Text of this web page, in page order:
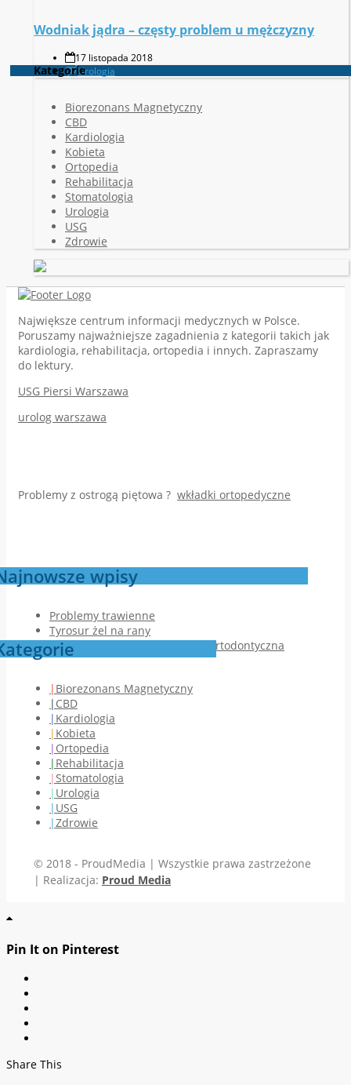
Wodniak jądra – częsty problem u mężczyzny
17 listopada 2018
Urologia
Kategorie
Biorezonans Magnetyczny
CBD
Kardiologia
Kobieta
Ortopedia
Rehabilitacja
Stomatologia
Urologia
USG
Zdrowie
Największe centrum informacji medycznych w Polsce.
Poruszamy najważniejsze zagadnienia z kategorii takich jak
kardiologia, rehabilitacja, ortopedia i innych. Zapraszamy
do lektury.
USG Piersi Warszawa
urolog warszawa
Problemy z ostrogą piętowa ? wkładki ortopedyczne
wpisy
Problemy trawienne
Tyrosur żel na rany
Jak przebiega pierwsza wizyta ortodontyczna
Biorezonans Magnetyczny
CBD
Kardiologia
Kobieta
Ortopedia
Rehabilitacja
Stomatologia
Urologia
USG
Zdrowie
© 2018 - ProudMedia | Wszystkie prawa zastrzeżone
| Realizacja: Proud Media
Pin It on Pinterest
Share This